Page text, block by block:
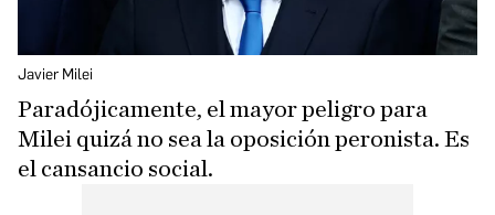
Javier Milei
Paradójicamente, el mayor peligro para
Milei quizá no sea la oposición peronista. Es
el cansancio social.